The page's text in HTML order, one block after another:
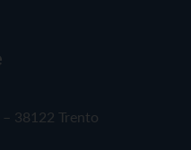
38122 Trento